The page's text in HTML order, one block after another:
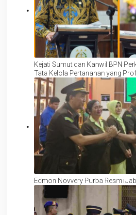
Kejati Sumut dan Kanwil BPN
Tata Kelola Pertanahan yang
Berintegritas
Edmon Novvery Purba Resmi